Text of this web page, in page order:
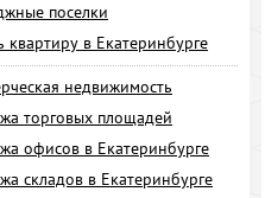
поселки
квартиру в Екатеринбурге
недвижимость
торговых площадей
офисов в Екатеринбурге
складов в Екатеринбурге